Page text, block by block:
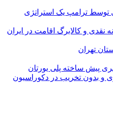
توسط ترامپ یک استراتژی
نقدی و کالابرگ اقامت در ایران
تهران
پیش ساخته پلی یورتان
و بدون تخریب در دکوراسیون